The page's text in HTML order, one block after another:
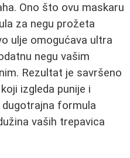
Ono što ovu maskaru
za negu prožeta
ulje omogućava ultra
negu vašim
Rezultat je savršeno
izgleda punije i
formula
vaših trepavica